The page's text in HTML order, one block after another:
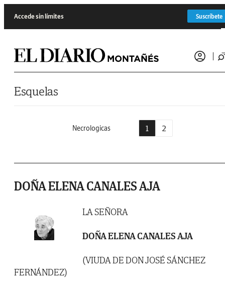
Accede sin límites Suscríbete
Esquelas
Necrologicas 1 2
DOÑA ELENA CANALES AJA
LA SEÑORA
DOÑA ELENA CANALES AJA
(VIUDA DE DON JOSÉ SÁNCHEZ
FERNÁNDEZ)